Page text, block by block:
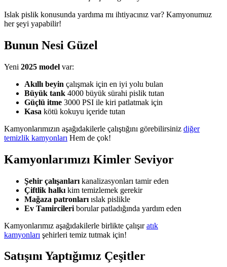
Islak pislik konusunda yardıma mı ihtiyacınız var? Kamyonumuz
her şeyi yapabilir!
Bunun Nesi Güzel
Yeni 2025 model var:
Akıllı beyin çalışmak için en iyi yolu bulan
Büyük tank 4000 büyük sürahi pislik tutan
Güçlü itme 3000 PSI ile kiri patlatmak için
Kasa kötü kokuyu içeride tutan
Kamyonlarımızın aşağıdakilerle çalıştığını görebilirsiniz diğer
temizlik kamyonları Hem de çok!
Kamyonlarımızı Kimler Seviyor
Şehir çalışanları kanalizasyonları tamir eden
Çiftlik halkı kim temizlemek gerekir
Mağaza patronları ıslak pislikle
Ev Tamircileri borular patladığında yardım eden
Kamyonlarımız aşağıdakilerle birlikte çalışıratık
kamyonları şehirleri temiz tutmak için!
Satışını Yaptığımız Çeşitler